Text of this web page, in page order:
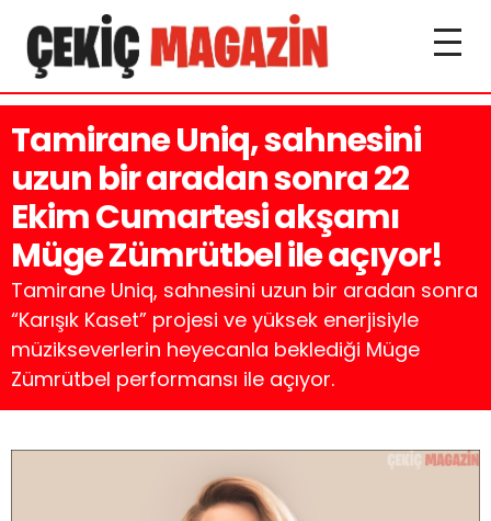
Tamirane Uniq, sahnesini
uzun bir aradan sonra 22
Ekim Cumartesi akşamı
Müge Zümrütbel ile açıyor!
Tamirane Uniq, sahnesini uzun bir aradan sonra
“Karışık Kaset” projesi ve yüksek enerjisiyle
müzikseverlerin heyecanla beklediği Müge
Zümrütbel performansı ile açıyor.